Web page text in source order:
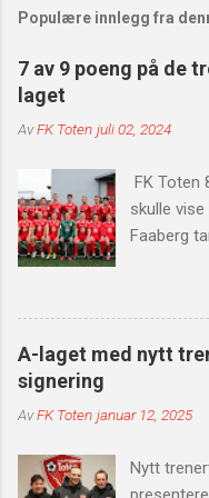
Populære innlegg fra
7 av 9 poeng på de
laget
AvFK Toten juli 02, 2024
FK Toten
skulle
Faaberg
på
minutter.
Hveem og
Faaberg
A-laget med nytt
signering
AvFK Toten januar 12, 2025
Nytt